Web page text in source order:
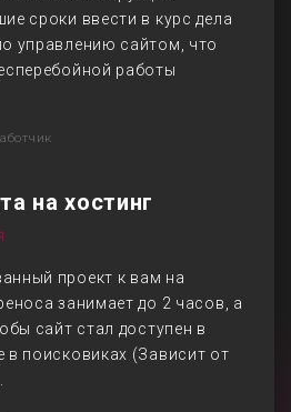
сроки ввести в курс дела
управлению сайтом, что
работы
на хостинг
проект к вам на
занимает до 2 часов, а
сайт стал доступен в
в поисковиках (Зависит от